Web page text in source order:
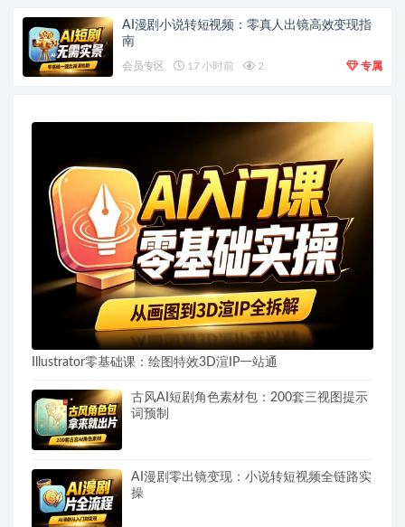
AI漫剧小说转短视频：零真人出镜高效变现指
南
会员专区 17 小时前 2 专属
Illustrator零基础课：绘图特效3D渲IP一站通
古风AI短剧角色素材包：200套三视图提示
词预制
AI漫剧零出镜变现：小说转短视频全链路实
操